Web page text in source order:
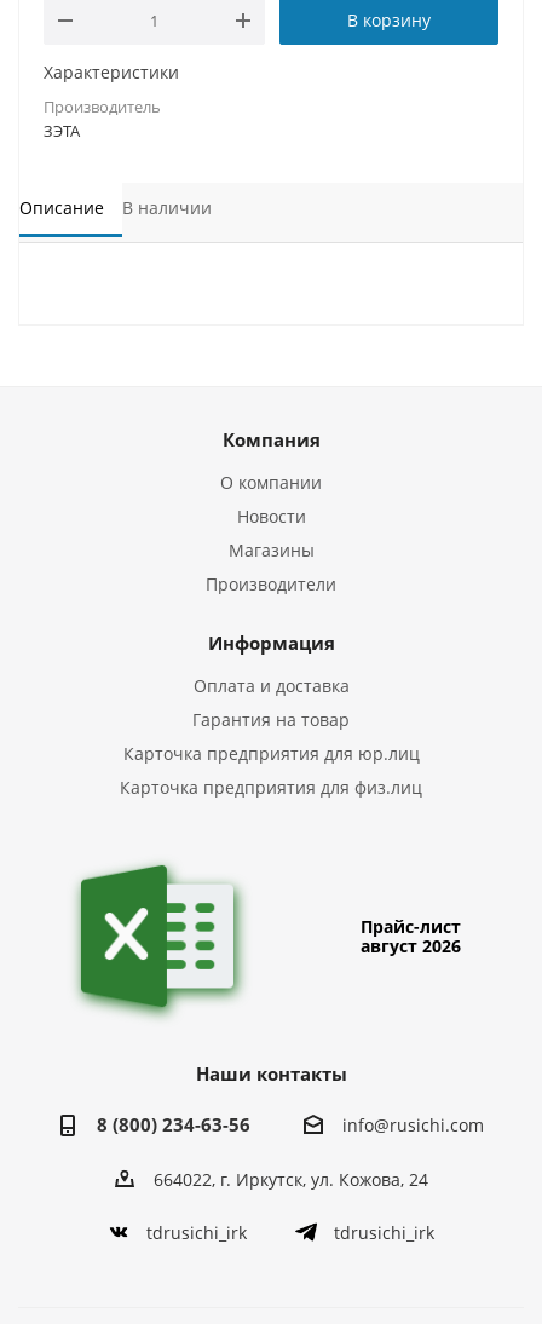
В корзину
Характеристики
Производитель
ЗЭТА
Описание В наличии
Компания
О компании
Новости
Магазины
Производители
Информация
Оплата и доставка
Гарантия на товар
Карточка предприятия для юр.лиц
Карточка предприятия для физ.лиц
Прайс-лист
август 2026
Наши контакты
8 (800) 234-63-56 info@rusichi.com
664022, г. Иркутск, ул. Кожова, 24
tdrusichi_irk tdrusichi_irk